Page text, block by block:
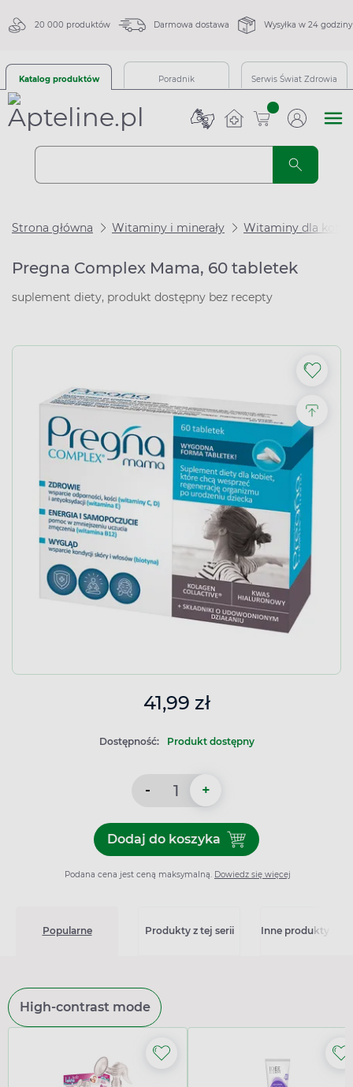
20 000 produktów Darmowa dostawa Wysyłka w 24 godziny
Katalog produktów Poradnik Serwis Świat Zdrowia
sztuk
Strona główna Witaminy i minerały Witaminy dla
Pregna Complex Mama, 60 tabletek
suplement diety, produkt dostępny bez recepty
41,99 zł
Dostępność: Produkt dostępny
- +
Dodaj do koszykaDodaj do koszyka Pregna
Podana cena jest ceną maksymalną. Dowiedz się więcej
Popularne Produkty z tej serii Inne produkty z
High-contrast mode